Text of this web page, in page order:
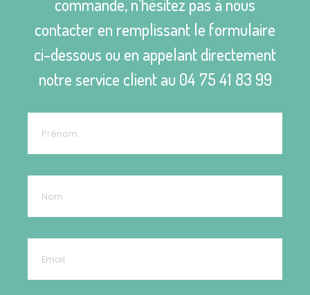
contacter en remplissant le formulaire
ci-dessous ou en appelant directement
notre service client au 04 75 41 83 99